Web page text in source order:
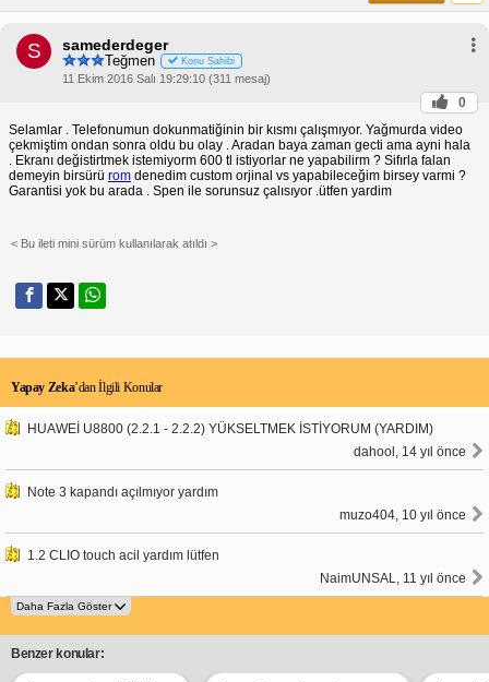
S samederdeger
Teğmen Konu Sahibi
11 Ekim 2016 Salı 19:29:10 (311 mesaj)
0
Selamlar . Telefonumun dokunmatiğinin bir kısmı çalışmıyor. Yağmurda video
çekmiştim ondan sonra oldu bu olay . Aradan baya zaman gecti ama ayni hala
. Ekranı değistirtmek istemiyorm 600 tl istiyorlar ne yapabilirm ? Sifırla falan
demeyin birsürü rom denedim custom orjinal vs yapabileceğim birsey varmi ?
Garantisi yok bu arada . Spen ile sorunsuz çalısıyor .ütfen yardim
< Bu ileti mini sürüm kullanılarak atıldı >
Yapay Zeka’dan İlgili Konular
HUAWEİ U8800 (2.2.1 - 2.2.2) YÜKSELTMEK İSTİYORUM (YARDIM)
dahool, 14 yıl önce
Note 3 kapandı açılmıyor yardım
muzo404, 10 yıl önce
1.2 CLIO touch acil yardım lütfen
NaimUNSAL, 11 yıl önce
Benzer konular: